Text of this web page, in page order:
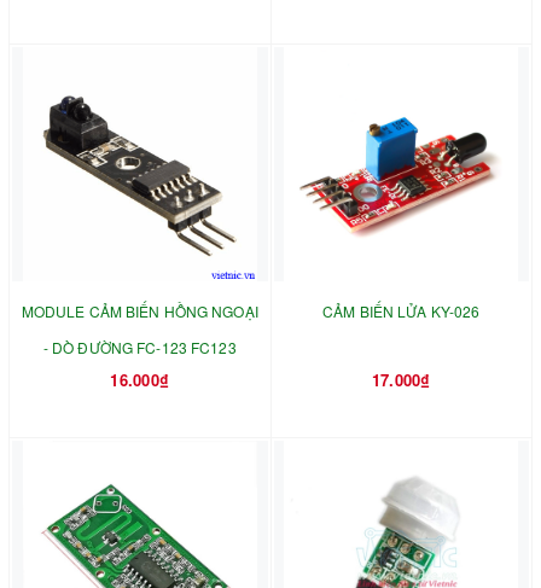
MODULE CẢM BIẾN HỒNG NGOẠI
- DÒ ĐƯỜNG FC-123 FC123
16.000₫
CẢM BIẾN LỬA KY-026
17.000₫